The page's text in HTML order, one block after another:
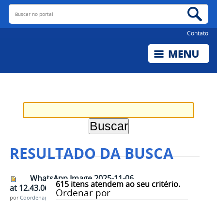
Buscar no portal
Contato
RESULTADO DA BUSCA
615itens atendem ao seu critério.
Ordenar por
WhatsApp Image 2025-11-06
at 12.43.06.jpeg
porCoordenação